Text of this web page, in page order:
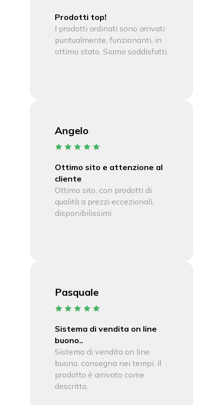
Prodotti top!
I prodotti ordinati sono arrivati
puntualmente, funzionanti, in
ottimo stato. Siamo soddisfatti.
Angelo
Ottimo sito e attenzione al
cliente
Ottimo sito, con prodotti di
qualità a prezzi eccezionali,
disponibilissimi
Pasquale
Sistema di vendita on line
buono..
Sistema di vendita on line
buono, consegna nei tempi. Il
prodotto è arrivato come
descritto.